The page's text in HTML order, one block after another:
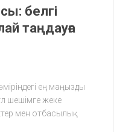
белгі
таңдауға
ең маңызды
шешімге жеке
мен отбасылық